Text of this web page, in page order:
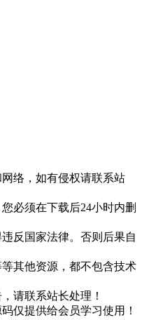
络，如有侵权请联系站
必须在下载后24小时内删
反国家法律。否则后果自
其他资源，都不包含技术
请联系站长处理！
仅提供给会员学习使用！